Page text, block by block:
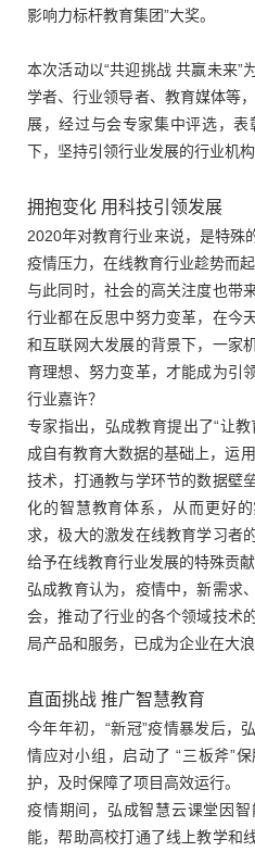
影响力标杆教育集团”大奖。
本次活动以“共迎挑战 共赢未来”
学者、行业领导者、教育媒体等
展，经过与会专家集中评选，
下，坚持引领行业发展的行业机构
拥抱变化 用科技引领发展
2020年对教育行业来说，是特殊
疫情压力，在线教育行业趁势而
与此同时，社会的高关注度也带
行业都在反思中努力变革，在今
和互联网大发展的背景下，一家
育理想、努力变革，才能成为引
行业嘉许？
专家指出，弘成教育提出了“让
成自有教育大数据的基础上，运
技术，打通教与学环节的数据壁
化的智慧教育体系，从而更好
求，极大的激发在线教育学习者
给予在线教育行业发展的特殊贡献
弘成教育认为，疫情中，新需求
会，推动了行业的各个领域技术
局产品和服务，已成为企业在大
直面挑战 推广智慧教育
今年年初，“新冠”疫情暴发后，
情应对小组，启动了 “三板斧”
护，及时保障了项目高效运行。
疫情期间，弘成智慧云课堂因
能，帮助高校打通了线上教学和